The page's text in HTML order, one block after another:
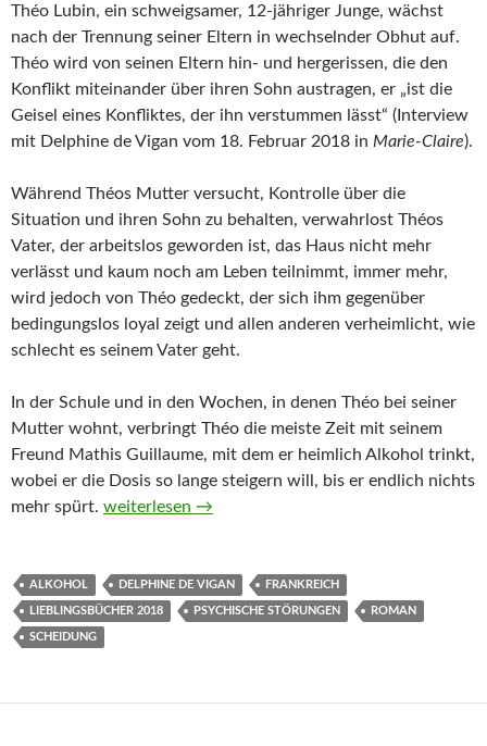
Théo Lubin, ein schweigsamer, 12-jähriger Junge, wächst
nach der Trennung seiner Eltern in wechselnder Obhut auf.
Théo wird von seinen Eltern hin- und hergerissen, die den
Konflikt miteinander über ihren Sohn austragen, er „ist die
Geisel eines Konfliktes, der ihn verstummen lässt“ (Interview
mit Delphine de Vigan vom 18. Februar 2018 in Marie-Claire).
Während Théos Mutter versucht, Kontrolle über die
Situation und ihren Sohn zu behalten, verwahrlost Théos
Vater, der arbeitslos geworden ist, das Haus nicht mehr
verlässt und kaum noch am Leben teilnimmt, immer mehr,
wird jedoch von Théo gedeckt, der sich ihm gegenüber
bedingungslos loyal zeigt und allen anderen verheimlicht, wie
schlecht es seinem Vater geht.
In der Schule und in den Wochen, in denen Théo bei seiner
Mutter wohnt, verbringt Théo die meiste Zeit mit seinem
Freund Mathis Guillaume, mit dem er heimlich Alkohol trinkt,
wobei er die Dosis so lange steigern will, bis er endlich nichts
mehr spürt. Loyalitäten von Delphine de Vigan
weiterlesen →
ALKOHOL DELPHINE DE VIGAN FRANKREICH
LIEBLINGSBÜCHER 2018 PSYCHISCHE STÖRUNGEN ROMAN
SCHEIDUNG